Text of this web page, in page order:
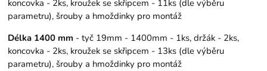
koncovka - 2ks, kroužek se skřipcem - 11ks (dle výběru
parametru), šrouby a hmoždinky pro montáž
Délka 1400 mm - tyč 19mm - 1400mm - 1ks, držák - 2ks,
koncovka - 2ks, kroužek se skřipcem - 13ks (dle výběru
parametru), šrouby a hmoždinky pro montáž